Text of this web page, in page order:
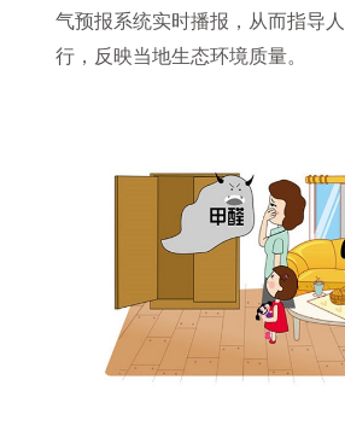
气预报系统实时播报，从而指导
行，反映当地生态环境质量。